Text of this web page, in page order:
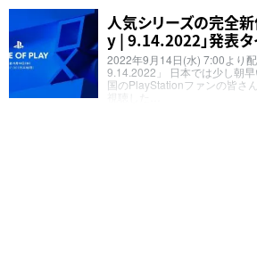
人気シリーズの完全
y | 9.14.2022」発表タ
2022年9月14日(水) 7:00より
9.14.2022」 日本では少し朝
国のPlayStationファンの皆さ
視聴した…